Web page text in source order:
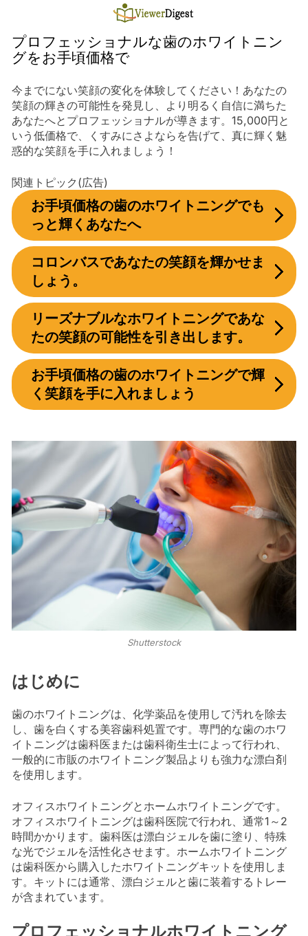
content
プロフェッショナルな歯のホワイトニン
グをお手頃価格で
今までにない笑顔の変化を体験してください！あなたの
笑顔の輝きの可能性を発見し、より明るく自信に満ちた
あなたへとプロフェッショナルが導きます。15,000円と
いう低価格で、くすみにさよならを告げて、真に輝く魅
惑的な笑顔を手に入れましょう！
関連トピック(広告)
お手頃価格の歯のホワイトニングでも
っと輝くあなたへ
コロンバスであなたの笑顔を輝かせま
しょう。
リーズナブルなホワイトニングであな
たの笑顔の可能性を引き出します。
お手頃価格の歯のホワイトニングで輝
く笑顔を手に入れましょう
Shutterstock
はじめに
歯のホワイトニングは、化学薬品を使用して汚れを除去
し、歯を白くする美容歯科処置です。専門的な歯のホワ
イトニングは歯科医または歯科衛生士によって行われ、
一般的に市販のホワイトニング製品よりも強力な漂白剤
を使用します。
オフィスホワイトニングとホームホワイトニングです。
オフィスホワイトニングは歯科医院で行われ、通常1～2
時間かかります。歯科医は漂白ジェルを歯に塗り、特殊
な光でジェルを活性化させます。ホームホワイトニング
は歯科医から購入したホワイトニングキットを使用しま
す。キットには通常、漂白ジェルと歯に装着するトレー
が含まれています。
プロフェッショナルホワイトニング